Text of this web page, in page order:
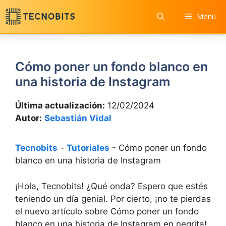
Saltar
al
contenido
Menú
Cómo poner un fondo blanco en
una historia de Instagram
Última actualización: 12/02/2024
Autor: Sebastián Vidal
Tecnobits - Tutoriales - Cómo poner un fondo
blanco en una historia de Instagram
¡Hola, ⁢Tecnobits!​ ¿Qué onda? Espero que estés⁣
teniendo un día genial. Por cierto, ¡no‌ te pierdas
‌el nuevo artículo sobre Cómo poner un fondo
blanco en una historia de ⁢Instagram en negrita!